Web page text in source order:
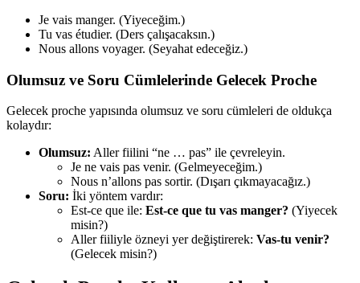
Je vais manger. (Yiyeceğim.)
Tu vas étudier. (Ders çalışacaksın.)
Nous allons voyager. (Seyahat edeceğiz.)
Olumsuz ve Soru Cümlelerinde Gelecek Proche
Gelecek proche yapısında olumsuz ve soru cümleleri de oldukça
kolaydır:
Olumsuz: Aller fiilini “ne … pas” ile çevreleyin.
Je ne vais pas venir. (Gelmeyeceğim.)
Nous n’allons pas sortir. (Dışarı çıkmayacağız.)
Soru: İki yöntem vardır:
Est-ce que ile: Est-ce que tu vas manger? (Yiyecek
misin?)
Aller fiiliyle özneyi yer değiştirerek: Vas-tu venir?
(Gelecek misin?)